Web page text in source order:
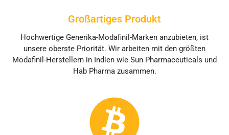
Großartiges Produkt
Hochwertige Generika-Modafinil-Marken anzubieten, ist
unsere oberste Priorität. Wir arbeiten mit den größten
Modafinil-Herstellern in Indien wie Sun Pharmaceuticals und
Hab Pharma zusammen.